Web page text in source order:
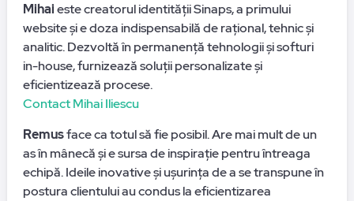
Mihaieste creatorul identității Sinaps, a primului
website și e doza indispensabilă de rațional, tehnic și
analitic. Dezvoltă în permanență tehnologii și softuri
in-house, furnizează soluții personalizate și
eficientizează procese.
Contact Mihai Iliescu
Remusface ca totul să fie posibil. Are mai mult de un
as în mânecă și e sursa de inspirație pentru întreaga
echipă. Ideile inovative și ușurința de a se transpune în
postura clientului au condus la eficientizarea